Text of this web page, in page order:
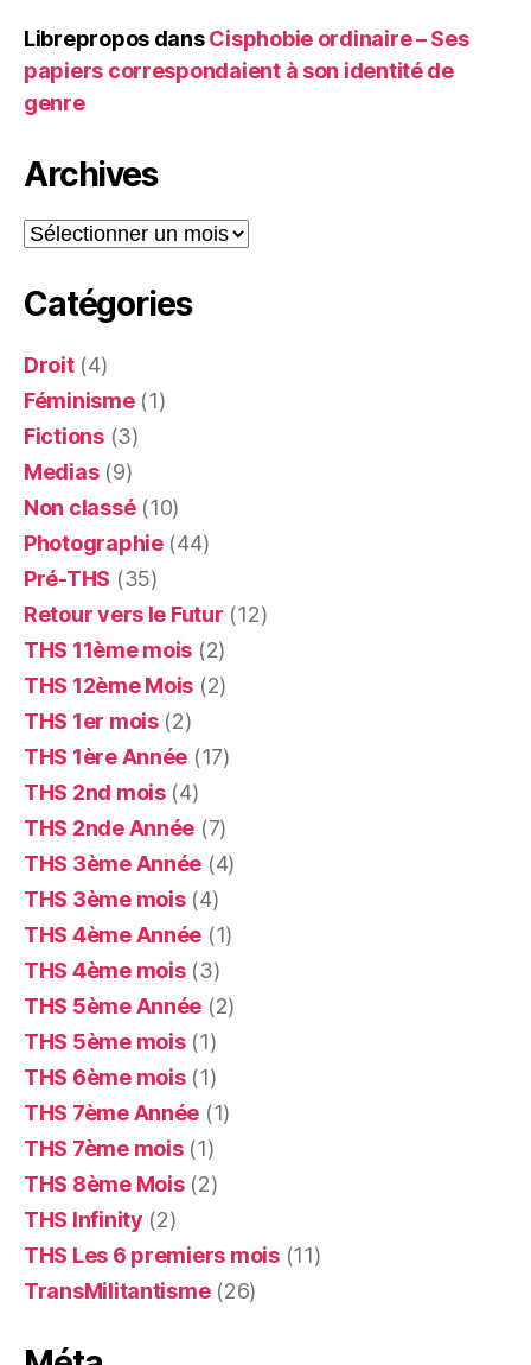
Librepropos dansCisphobie ordinaire – Ses
papiers correspondaient à son identité de
genre
Archives
Archives
Catégories
Droit(4)
Féminisme(1)
Fictions(3)
Medias(9)
Non classé(10)
Photographie(44)
Pré-THS (35)
Retour vers le Futur (12)
THS 11ème mois (2)
THS 12ème Mois (2)
THS 1er mois(2)
THS 1ère Année (17)
THS 2nd mois(4)
THS 2nde Année (7)
THS 3ème Année (4)
THS 3ème mois(4)
THS 4ème Année (1)
THS 4ème mois(3)
THS 5ème Année (2)
THS 5ème mois(1)
THS 6ème mois(1)
THS 7ème Année (1)
THS 7ème mois(1)
THS 8ème Mois(2)
THS Infinity (2)
THS Les 6 premiers mois(11)
TransMilitantisme(26)